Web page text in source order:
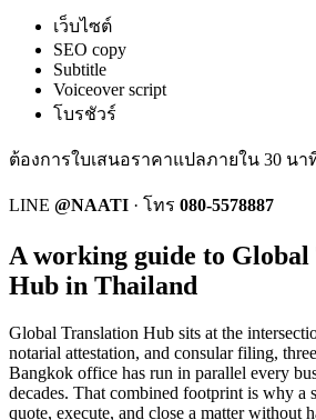
เว็บไซต์
SEO copy
Subtitle
Voiceover script
โบรชัวร์
ต้องการใบเสนอราคาแปลภายใน 30 นา
LINE @NAATI · โทร 080-5578887
A working guide to
Hub in Thailand
Global Translation Hub sits at the
notarial attestation, and consular filing,
Bangkok office has run in parallel every
decades. That combined footprint is why a
quote, execute, and close a matter without